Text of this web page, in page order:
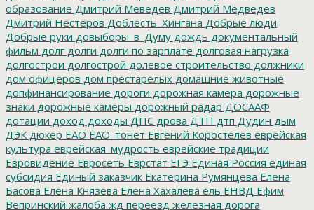
образование Дмитрий Меведев Дмитрий Медведев
Дмитрий Нестеров Доблесть_Хингана Добрые люди
Добрые руки довыборы_в_Думу дождь документальный
фильм долг долги долги по зарплате долговая нагрузка
долгострои долгострой долевое строительство должники
дом офицеров дом престарелых домашние животные
допфинансирование дороги дорожная камера дорожные
знаки дорожные камеры дорожный радар ДОСААФ
дотации доход доходы ДПС дрова ДТП дтп Дудин дым
ДЭК дюкер ЕАО ЕАО_тонет Евгений Коростелев еврейская
культура еврейская_мудрость еврейские традиции
Евровидение Евросеть Еврстат ЕГЭ Единая Россия единая
субсидия Единый заказчик Екатерина Румянцева Елена
Басова Елена Князева Елена Хахалева ель ЕНВД Ефим
Вепринский жалоба жд переезд железная дорога